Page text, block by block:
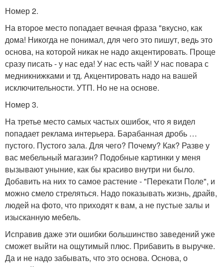
Номер 2.
На второе место попадает вечная фраза "вкусно, как
дома! Никогда не понимал, для чего это пишут, ведь это
основа, на которой никак не надо акцентировать. Проще
сразу писать - у нас еда! У нас есть чай! У нас повара с
медникнижками и тд. Акцентировать надо на вашей
исключительности. УТП. Но не на основе.
Номер 3.
На третье место самых частых ошибок, что я видел
попадает реклама интерьера. Барабанная дробь …
пустого. Пустого зала. Для чего? Почему? Как? Разве у
вас мебельный магазин? Подобные картинки у меня
вызывают уныние, как бы красиво внутри ни было.
Добавить на них то самое растение - "Перекати Поле", и
можно смело стреляться. Надо показывать жизнь, драйв,
людей на фото, что приходят к вам, а не пустые залы и
изысканную мебель.
Исправив даже эти ошибки большинство заведений уже
сможет выйти на ощутимый плюс. Прибавить в выручке.
Да и не надо забывать, что это основа. Основа, о